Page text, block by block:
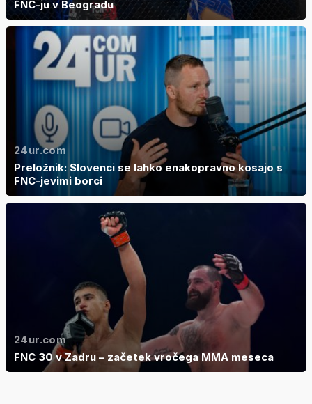
FNC-ju v Beogradu
24ur.com
Preložnik: Slovenci se lahko enakopravno kosajo s
FNC-jevimi borci
24ur.com
FNC 30 v Zadru – začetek vročega MMA meseca